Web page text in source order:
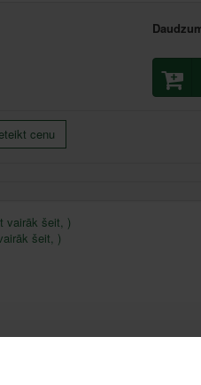
cenu
vairāk šeit, )
šeit, )